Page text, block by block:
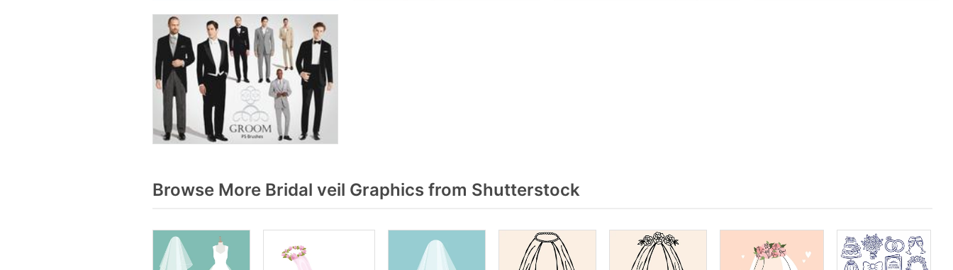
Browse More Bridal veil Graphics from Shutterstock